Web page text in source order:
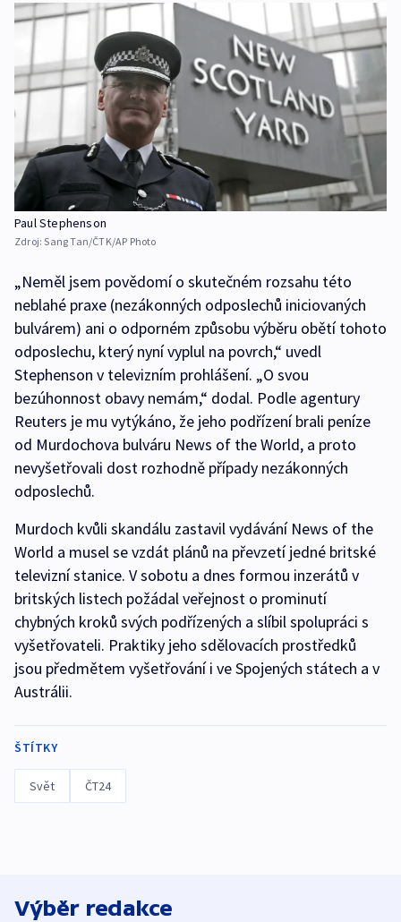
Paul Stephenson
Zdroj:Sang Tan/ČTK/AP Photo
„Neměl jsem povědomí o skutečném rozsahu této
neblahé praxe (nezákonných odposlechů iniciovaných
bulvárem) ani o odporném způsobu výběru obětí tohoto
odposlechu, který nyní vyplul na povrch,“ uvedl
Stephenson v televizním prohlášení. „O svou
bezúhonnost obavy nemám,“ dodal. Podle agentury
Reuters je mu vytýkáno, že jeho podřízení brali peníze
od Murdochova bulváru News of the World, a proto
nevyšetřovali dost rozhodně případy nezákonných
odposlechů.
Murdoch kvůli skandálu zastavil vydávání News of the
World a musel se vzdát plánů na převzetí jedné britské
televizní stanice. V sobotu a dnes formou inzerátů v
britských listech požádal veřejnost o prominutí
chybných kroků svých podřízených a slíbil spolupráci s
vyšetřovateli. Praktiky jeho sdělovacích prostředků
jsou předmětem vyšetřování i ve Spojených státech a v
Austrálii.
ŠTÍTKY
Svět ČT24
Výběr redakce